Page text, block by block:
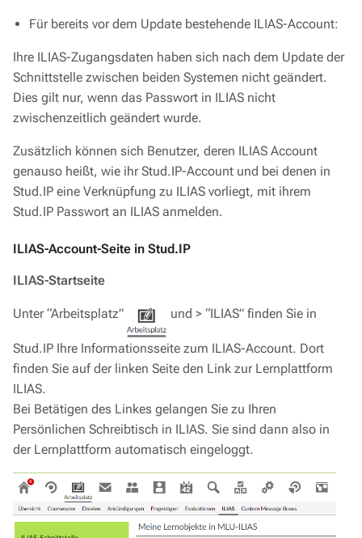
Für bereits vor dem Update bestehende ILIAS-Account:
Ihre ILIAS-Zugangsdaten haben sich nach dem Update der
Schnittstelle zwischen beiden Systemen nicht geändert.
Dies gilt nur, wenn das Passwort in ILIAS nicht
zwischenzeitlich geändert wurde.
Zusätzlich können sich Benutzer, deren ILIAS Account
genauso heißt, wie ihr Stud.IP-Account und bei denen in
Stud.IP eine Verknüpfung zu ILIAS vorliegt, mit ihrem
Stud.IP Passwort an ILIAS anmelden.
ILIAS-Account-Seite in Stud.IP
ILIAS-Startseite
Unter “Arbeitsplatz” und > “ILIAS” finden Sie in
Stud.IP Ihre Informationsseite zum ILIAS-Account. Dort
finden Sie auf der linken Seite den Link zur Lernplattform
ILIAS.
Bei Betätigen des Linkes gelangen Sie zu Ihren
Persönlichen Schreibtisch in ILIAS. Sie sind dann also in
der Lernplattform automatisch eingeloggt.